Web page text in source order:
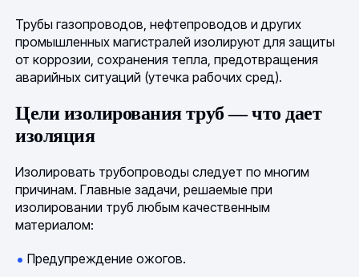
Трубы газопроводов, нефтепроводов и других
промышленных магистралей изолируют для защиты
от коррозии, сохранения тепла, предотвращения
аварийных ситуаций (утечка рабочих сред).
Цели изолирования труб — что дает
изоляция
Изолировать трубопроводы следует по многим
причинам. Главные задачи, решаемые при
изолировании труб любым качественным
материалом:
Предупреждение ожогов.